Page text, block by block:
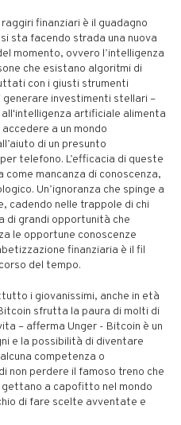
finanziari è il guadagno
sta facendo strada una nuova
momento, ovvero l’intelligenza
che esistano algoritmi di
con i giusti strumenti
investimenti stellari –
artificiale alimenta
a un mondo
di un presunto
telefono. L’efficacia di queste
mancanza di conoscenza,
Un’ignoranza che spinge a
cadendo nelle trappole di chi
di grandi opportunità che
le opportune conoscenze
finanziaria è il fil
del tempo.
i giovanissimi, anche in età
sfrutta la paura di molti di
– afferma Unger - Bitcoin è un
e la possibilità di diventare
competenza o
non perdere il famoso treno che
a capofitto nel mondo
di fare scelte avventate e